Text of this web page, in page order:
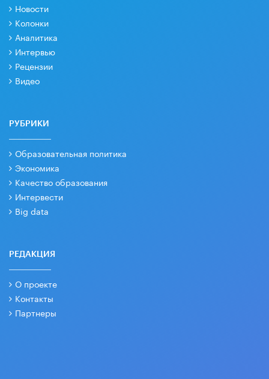
Новости
Колонки
Аналитика
Интервью
Рецензии
Видео
РУБРИКИ
Образовательная политика
Экономика
Качество образования
Интервести
Big data
РЕДАКЦИЯ
О проекте
Контакты
Партнеры